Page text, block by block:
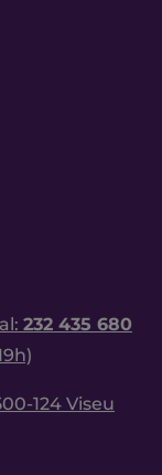
232 435 680
124 Viseu